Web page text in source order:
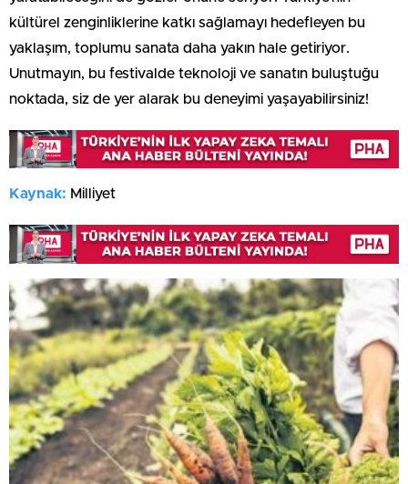
kültürel zenginliklerine katkı sağlamayı hedefleyen bu
yaklaşım, toplumu sanata daha yakın hale getiriyor.
Unutmayın, bu festivalde teknoloji ve sanatın buluştuğu
noktada, siz de yer alarak bu deneyimi yaşayabilirsiniz!
Kaynak: Milliyet